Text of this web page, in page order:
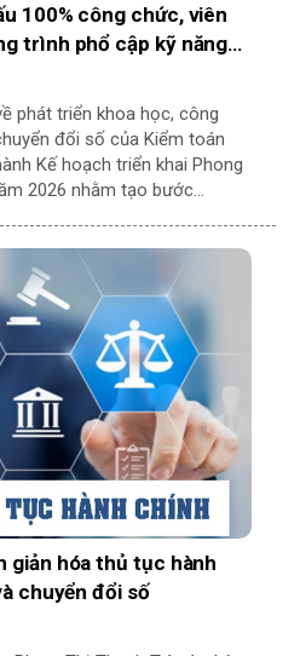
100% công chức, viên
trình phổ cập kỹ năng
phát triển khoa học, công
đổi số của Kiểm toán
Kế hoạch triển khai Phong
2026 nhằm tạo bước
giản hóa thủ tục hành
chuyển đổi số